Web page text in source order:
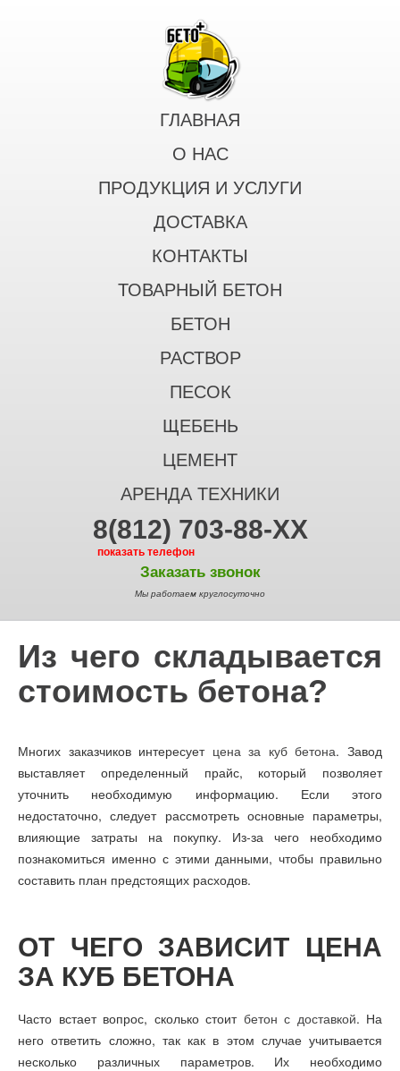
ГЛАВНАЯ
О НАС
ПРОДУКЦИЯ И УСЛУГИ
ДОСТАВКА
КОНТАКТЫ
ТОВАРНЫЙ БЕТОН
БЕТОН
РАСТВОР
ПЕСОК
ЩЕБЕНЬ
ЦЕМЕНТ
АРЕНДА ТЕХНИКИ
8(812) 703-88-XX
показать телефон
Заказать звонок
Мы работаем круглосуточно
Из чего складывается
стоимость бетона?
Многих заказчиков интересует цена за куб бетона. Завод
выставляет определенный прайс, который позволяет
уточнить необходимую информацию. Если этого
недостаточно, следует рассмотреть основные параметры,
влияющие затраты на покупку. Из-за чего необходимо
познакомиться именно с этими данными, чтобы правильно
составить план предстоящих расходов.
ОТ ЧЕГО ЗАВИСИТ ЦЕНА
ЗА КУБ БЕТОНА
Часто встает вопрос, сколько стоит бетон с доставкой. На
него ответить сложно, так как в этом случае учитывается
несколько различных параметров. Их необходимо